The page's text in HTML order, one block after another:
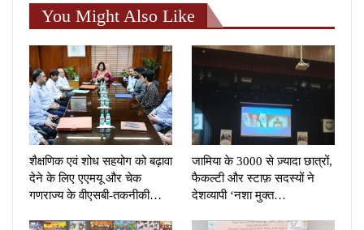
You Might Also Like
शैक्षणिक एवं शोध सहयोग को बढ़ावा
देने के लिए एएमयू और चेक
गणराज्य के वीएसबी-तकनीकी…
जामिया के 3000 से ज़्यादा छात्रों,
फैकल्टी और स्टाफ़ सदस्यों ने
देशव्यापी ‘नशा मुक्त…